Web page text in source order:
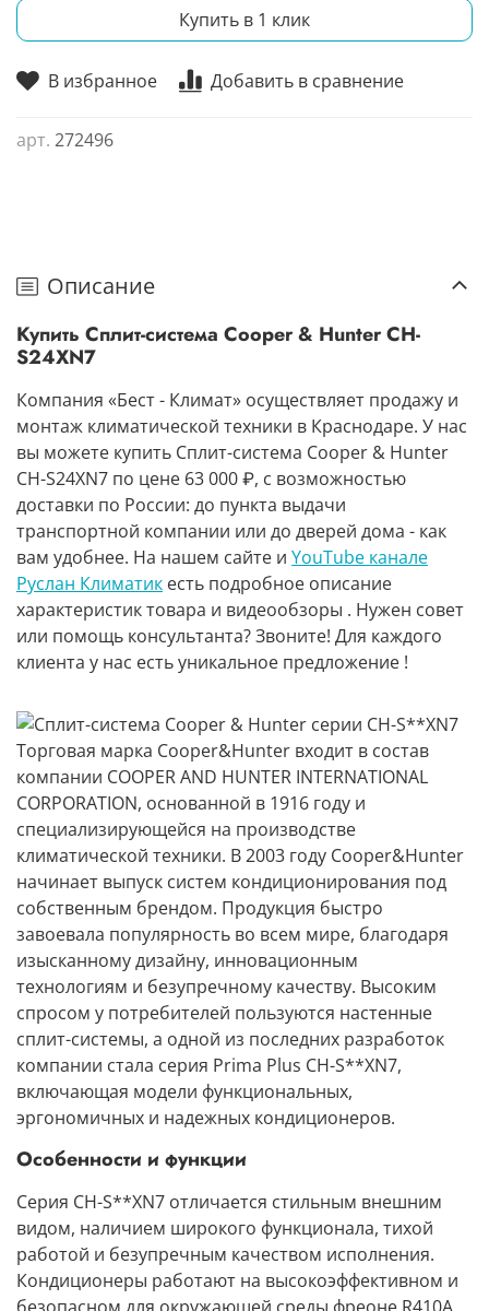
В избранное Добавить в сравнение
арт. 272496
Купить в 1 клик
Описание
Купить Сплит-система Cooper & Hunter CH-
S24XN7
Компания «Бест - Климат» осуществляет продажу и
монтаж климатической техники в Краснодаре. У нас
вы можете купить Сплит-система Cooper & Hunter
CH-S24XN7 по цене 63 000 ₽, с возможностью
доставки по России: до пункта выдачи
транспортной компании или до дверей дома - как
вам удобнее. На нашем сайте и YouTube канале
Руслан Климатик есть подробное описание
характеристик товара и видеообзоры . Нужен совет
или помощь консультанта? Звоните! Для каждого
клиента у нас есть уникальное предложение !
Торговая марка Cooper&Hunter входит в состав
компании СOOPER AND HUNTER INTERNATIONAL
CORPORATION, основанной в 1916 году и
специализирующейся на производстве
климатической техники. В 2003 году Cooper&Hunter
начинает выпуск систем кондиционирования под
собственным брендом. Продукция быстро
завоевала популярность во всем мире, благодаря
изысканному дизайну, инновационным
технологиям и безупречному качеству. Высоким
спросом у потребителей пользуются настенные
сплит-системы, а одной из последних разработок
компании стала серия Prima Plus CH-S**XN7,
включающая модели функциональных,
эргономичных и надежных кондиционеров.
Особенности и функции
Серия CH-S**XN7 отличается стильным внешним
видом, наличием широкого функционала, тихой
работой и безупречным качеством исполнения.
Кондиционеры работают на высокоэффективном и